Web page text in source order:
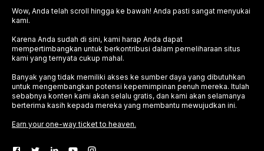
Wow, Anda telah scroll hingga ke bawah! Anda pasti sangat menyukai
kami.
Karena Anda sudah di sini, kami harap Anda dapat
mempertimbangkan untuk berkontribusi dalam pemeliharaan situs
kami yang ternyata cukup mahal.
Banyak yang tidak memiliki akses ke sumber daya yang dibutuhkan
untuk mengembangkan potensi kepemimpinan penuh mereka. Itulah
sebabnya konten kami akan selalu gratis, dan kami akan selamanya
berterima kasih kepada mereka yang membantu mewujudkan ini.
Earn your one-way ticket to heaven.